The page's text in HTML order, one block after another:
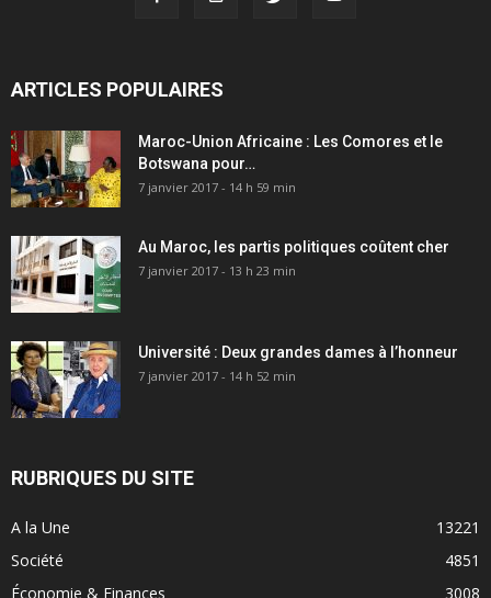
ARTICLES POPULAIRES
Maroc-Union Africaine : Les Comores et le
Botswana pour…
7 janvier 2017 - 14 h 59 min
Au Maroc, les partis politiques coûtent cher
7 janvier 2017 - 13 h 23 min
Université : Deux grandes dames à l’honneur
7 janvier 2017 - 14 h 52 min
RUBRIQUES DU SITE
A la Une
13221
Société
4851
Économie & Finances
3008